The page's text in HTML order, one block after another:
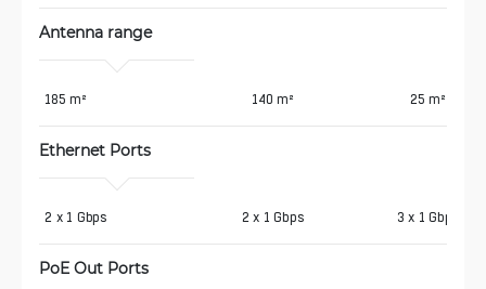
Antenna range
185 m² 140 m² 25 m²
Ethernet Ports
2 x 1 Gbps 2 x 1 Gbps 3 x 1 Gbps
PoE Out Ports